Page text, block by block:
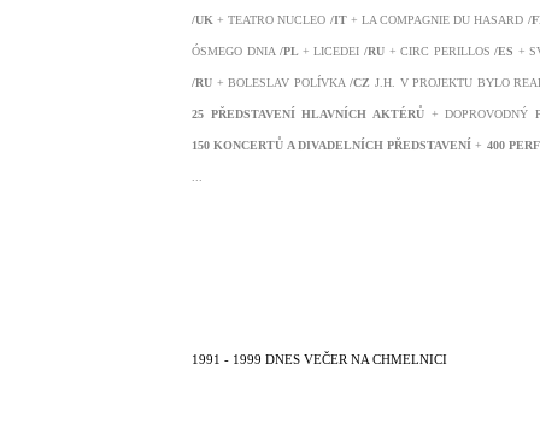
/UK+ TEATRO NUCLEO /IT + LA COMPAGNIE DU HASARD /
ÓSMEGO DNIA /PL + LICEDEI /RU + CIRC PERILLOS /ES +
/RU + BOLESLAV POLÍVKA /CZJ.H. V PROJEKTU BYLO
25 PŘEDSTAVENÍ HLAVNÍCH AKTÉRŮ + DOPROVODNÝ
150 KONCERTŮ A DIVADELNÍCH PŘEDSTAVENÍ + 400
1991 - 1999 DNES VEČER NA CHMELNICI